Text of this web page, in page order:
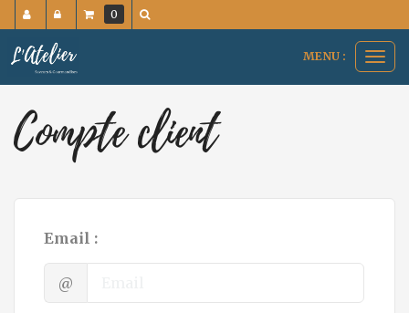
le
MENU :
Compte client
Email :
@
0